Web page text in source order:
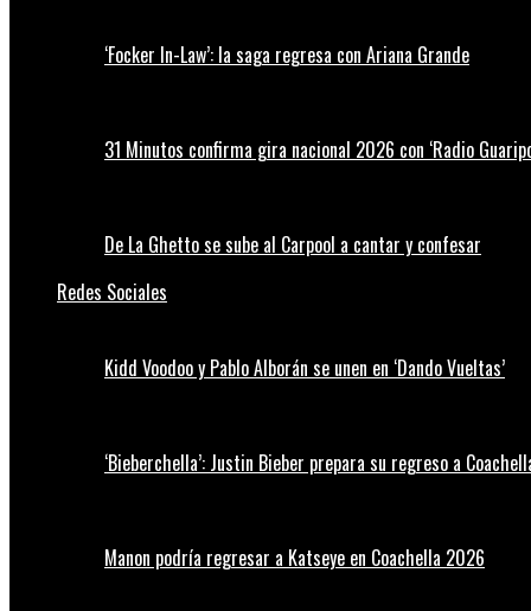
‘Focker In-Law’: la saga regresa con Ariana Grande
31 Minutos confirma gira nacional 2026 con ‘Radio
De La Ghetto se sube al Carpool a cantar y confesar
Redes Sociales
Kidd Voodoo y Pablo Alborán se unen en ‘Dando Vueltas’
‘Bieberchella’: Justin Bieber prepara su regreso a
Manon podría regresar a Katseye en Coachella 2026